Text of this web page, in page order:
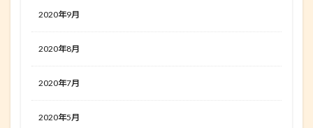
2020年9月
2020年8月
2020年7月
2020年5月